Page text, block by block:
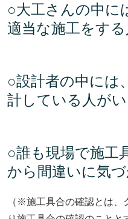
○大工さんの中に
適当な施工をする
○設計者の中には
計している人がい
○誰も現場で施工
から間違いに気づ
（※施工具合の確認とは、